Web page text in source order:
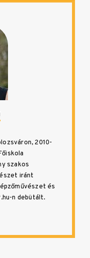
2010-
szakos
iránt
és
n debütált.